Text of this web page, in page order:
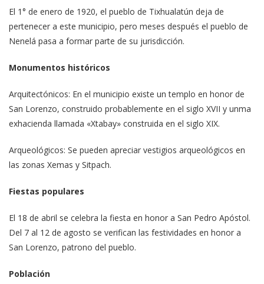
El 1° de enero de 1920, el pueblo de Tixhualatún deja de
pertenecer a este municipio, pero meses después el pueblo de
Nenelá pasa a formar parte de su jurisdicción.
Monumentos históricos
Arquitectónicos: En el municipio existe un templo en honor de
San Lorenzo, construido probablemente en el siglo XVII y unma
exhacienda llamada «Xtabay» construida en el siglo XIX.
Arqueológicos: Se pueden apreciar vestigios arqueológicos en
las zonas Xemas y Sitpach.
Fiestas populares
El 18 de abril se celebra la fiesta en honor a San Pedro Apóstol.
Del 7 al 12 de agosto se verifican las festividades en honor a
San Lorenzo, patrono del pueblo.
Población